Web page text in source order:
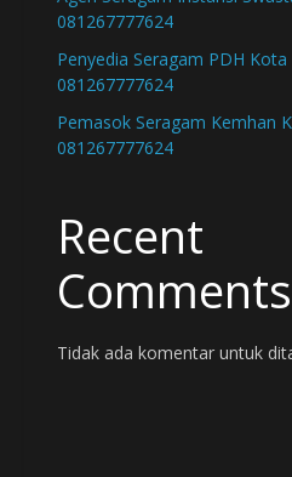
081267777624
Penyedia Seragam PDH
081267777624
Pemasok Seragam Kemhan
081267777624
Recent
Comments
Tidak ada komentar untuk